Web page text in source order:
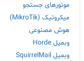
موتورهای جستجو
میکروتیک (MikroTik)
هوش مصنوعی
وبمیل Horde
وبمیل SquirrelMail